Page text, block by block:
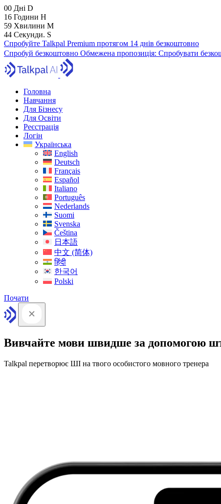
00 Дні D
16 Години H
59 Хвилини M
43 Секунди. S
Спробуйте Talkpal Premium протягом 14 днів безкоштовно
Спробуй безкоштовно Обмежена пропозиція: Спробувати
Головна
Навчання
Для Бізнесу
Для Освіти
Реєстрація
Логін
Українська
English
Deutsch
Français
Español
Italiano
Português
Nederlands
Suomi
Svenska
Čeština
日本語
中文 (简体)
हिंदी
한국어
Polski
Почати
Вивчайте мови швидше за допомогою
Talkpal перетворює ШІ на твого особистого мовного тренера